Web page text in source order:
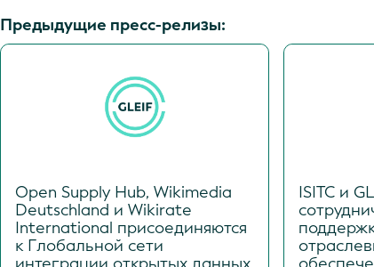
Предыдущие пресс-релизы:
Open Supply Hub, Wikimedia
Deutschland и Wikirate
International присоединяются
к Глобальной сети
ISITC и